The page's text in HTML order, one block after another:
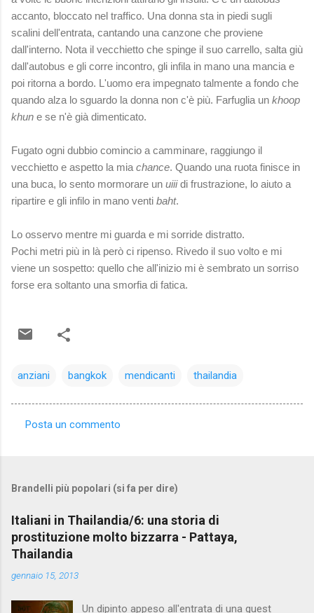
accanto, bloccato nel traffico. Una donna sta in piedi sugli
scalini dell'entrata, cantando una canzone che proviene
dall'interno. Nota il vecchietto che spinge il suo carrello, salta giù
dall'autobus e gli corre incontro, gli infila in mano una mancia e
poi ritorna a bordo. L'uomo era impegnato talmente a fondo che
quando alza lo sguardo la donna non c'è più. Farfuglia un khoop
khun e se n'è già dimenticato.
Fugato ogni dubbio comincio a camminare, raggiungo il
vecchietto e aspetto la mia chance. Quando una ruota finisce in
una buca, lo sento mormorare un uiiidi frustrazione, lo aiuto a
ripartire e gli infilo in mano venti baht.
Lo osservo mentre mi guarda e mi sorride distratto.
Pochi metri più in là però ci ripenso. Rivedo il suo volto e mi
viene un sospetto: quello che all'inizio mi è sembrato un sorriso
forse era soltanto una smorfia di fatica.
anziani bangkok mendicanti thailandia
e
n
t
i
Posta un commento
Brandelli più popolari (si fa per dire)
Italiani in Thailandia/6: una storia di
prostituzione molto bizzarra - Pattaya,
Thailandia
gennaio 15, 2013
Un dipinto appeso all'entrata di una guest